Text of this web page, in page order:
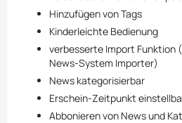
Hinzufügen von Tags
Kinderleichte Bedienung
verbesserte Import Funktion
News-System Importer)
News kategorisierbar
Erschein-Zeitpunkt
Abbonieren von News und